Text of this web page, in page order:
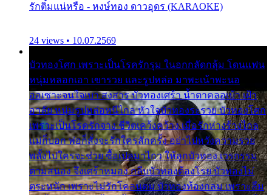
รักติ๋มแน่หรือ - หงษ์ทอง ดาวอุดร (KARAOKE)
24 views • 10.07.2569
บัวทองโศก เพราะเป็นโรครักรุม ในอกกลัดกลุ้ม โดนแฟน
หนุ่มหลอกเอา เขารวย และรูปหล่อ มาพะเน้าพะนอ
ออเซาะจนใจเบา สงสาร บัวทองเศร้า น้ำตาคลอเบ้า เฝ้า
อาลัย หนุ่มรูปหล่อหนีไกล หัวใจบัวทองระรวย บัวทองโศก
เพราะเป็นโรครักจาง ชีวิตเคว้งคว้าง เมื่อรักห่างร้างไกล
แม่ก็บอก พ่อก็สั่งจะรักใครสักครั้ง อย่าไปหวังความรวย
พลั้งไปใครจะช่วย ซื้อเปลมาไกว ให้ลูกบัวทอง เวรกรรม
ตามสนอง จึงเศร้าหมอง กลีบบัวทองต้องโรย บัวทองไม่
ตระหนัก เพราะไม่รักโคลนตม บัวทองท้องกลม เพราะลืม